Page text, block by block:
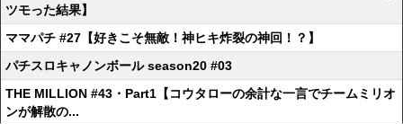
ツモった結果】
ママパチ #27【好きこそ無敵！神ヒキ炸裂の神回！？】
パチスロキャノンボール season20 #03
THE MILLION #43・Part1【コウタローの余計な一言でチームミリオ
ンが解散の...